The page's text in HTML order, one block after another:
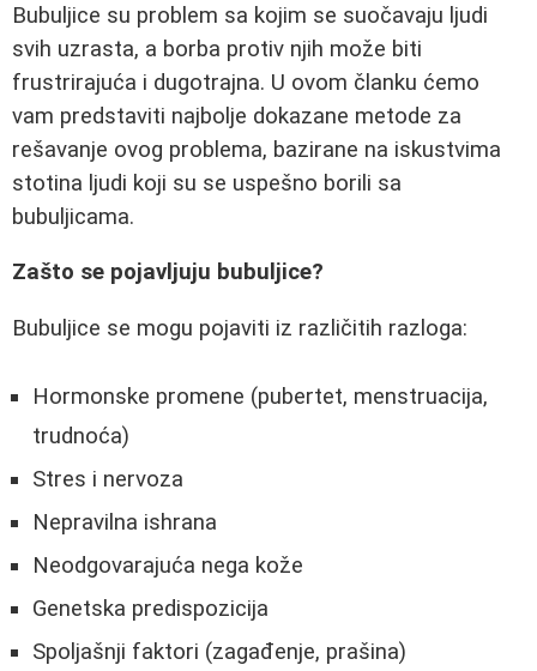
Bubuljice su problem sa kojim se suočavaju ljudi
svih uzrasta, a borba protiv njih može biti
frustrirajuća i dugotrajna. U ovom članku ćemo
vam predstaviti najbolje dokazane metode za
rešavanje ovog problema, bazirane na iskustvima
stotina ljudi koji su se uspešno borili sa
bubuljicama.
Zašto se pojavljuju bubuljice?
Bubuljice se mogu pojaviti iz različitih razloga:
Hormonske promene (pubertet, menstruacija,
trudnoća)
Stres i nervoza
Nepravilna ishrana
Neodgovarajuća nega kože
Genetska predispozicija
Spoljašnji faktori (zagađenje, prašina)